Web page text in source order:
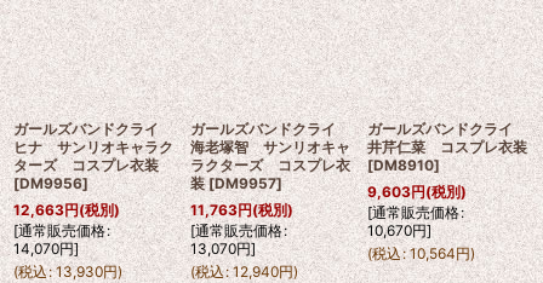
ガールズバンドクライ
ヒナ サンリオキャラク
ターズ コスプレ衣装
[DM9956]
12,663円(税別)
[通常販売価格:
14,070円]
(税込: 13,930円)
ガールズバンドクライ
海老塚智 サンリオキャ
ラクターズ コスプレ衣
装 [DM9957]
11,763円(税別)
[通常販売価格:
13,070円]
(税込: 12,940円)
ガールズバンドクライ
井芹仁菜 コスプレ衣装
[DM8910]
9,603円(税別)
[通常販売価格:
10,670円]
(税込: 10,564円)